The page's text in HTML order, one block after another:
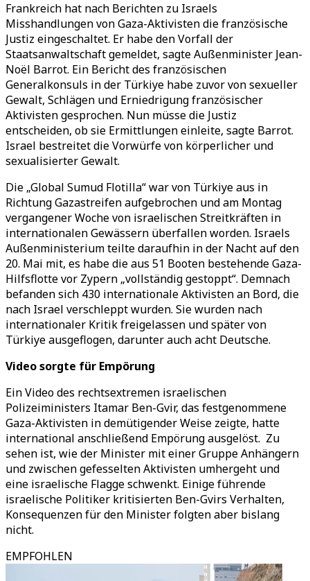
Frankreich hat nach Berichten zu Israels
Misshandlungen von Gaza-Aktivisten die französische
Justiz eingeschaltet. Er habe den Vorfall der
Staatsanwaltschaft gemeldet, sagte Außenminister Jean-
Noël Barrot. Ein Bericht des französischen
Generalkonsuls in der Türkiye habe zuvor von sexueller
Gewalt, Schlägen und Erniedrigung französischer
Aktivisten gesprochen. Nun müsse die Justiz
entscheiden, ob sie Ermittlungen einleite, sagte Barrot.
Israel bestreitet die Vorwürfe von körperlicher und
sexualisierter Gewalt.
Die „Global Sumud Flotilla“ war von Türkiye aus in
Richtung Gazastreifen aufgebrochen und am Montag
vergangener Woche von israelischen Streitkräften in
internationalen Gewässern überfallen worden. Israels
Außenministerium teilte daraufhin in der Nacht auf den
20. Mai mit, es habe die aus 51 Booten bestehende Gaza-
Hilfsflotte vor Zypern „vollständig gestoppt“. Demnach
befanden sich 430 internationale Aktivisten an Bord, die
nach Israel verschleppt wurden. Sie wurden nach
internationaler Kritik freigelassen und später von
Türkiye ausgeflogen, darunter auch acht Deutsche.
Video sorgte für Empörung
Ein Video des rechtsextremen israelischen
Polizeiministers Itamar Ben-Gvir, das festgenommene
Gaza-Aktivisten in demütigender Weise zeigte, hatte
international anschließend Empörung ausgelöst. Zu
sehen ist, wie der Minister mit einer Gruppe Anhängern
und zwischen gefesselten Aktivisten umhergeht und
eine israelische Flagge schwenkt. Einige führende
israelische Politiker kritisierten Ben-Gvirs Verhalten,
Konsequenzen für den Minister folgten aber bislang
nicht.
EMPFOHLEN